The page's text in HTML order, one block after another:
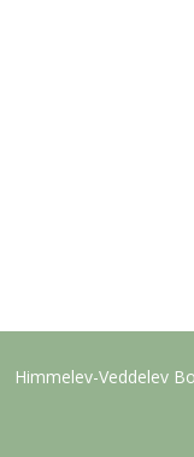
Himmelev-Veddelev